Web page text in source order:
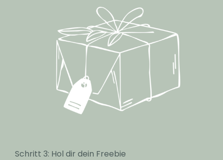
Schritt 3: Hol dir dein Freebie